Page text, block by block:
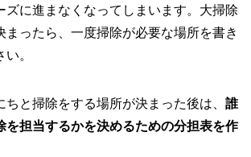
ズに進まなくなってしまいます。大掃除
まったら、一度掃除が必要な場所を書き
。
と掃除をする場所が決まった後は、 誰
を担当するかを決めるための分担表を作